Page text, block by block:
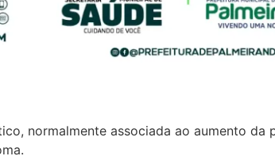
normalmente associada ao aumento